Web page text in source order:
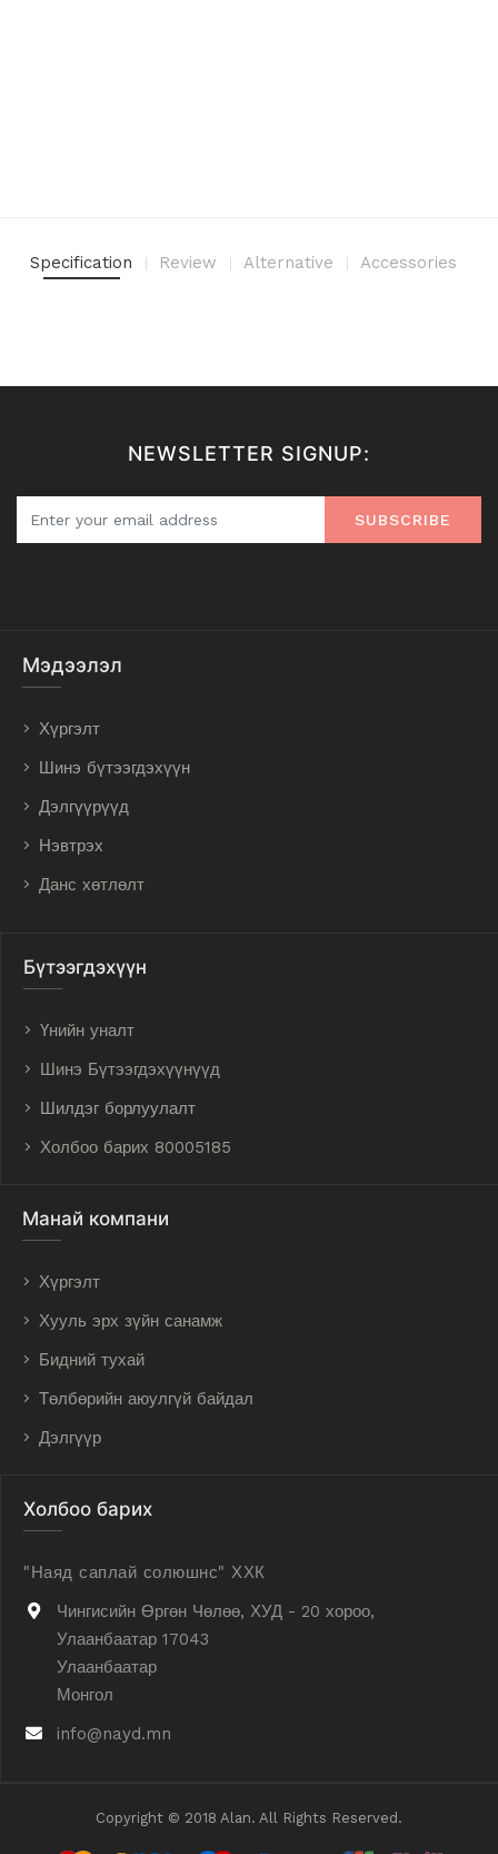
Specification Review Alternative Accessories
NEWSLETTER SIGNUP:
SUBSCRIBE
Мэдээлэл
Хүргэлт
Шинэ бүтээгдэхүүн
Дэлгүүрүүд
Нэвтрэх
Данс хөтлөлт
Бүтээгдэхүүн
Үнийн уналт
Шинэ Бүтээгдэхүүнүүд
Шилдэг борлуулалт
Холбоо барих 80005185
Манай компани
Хүргэлт
Хууль эрх зүйн санамж
Бидний тухай
Төлбөрийн аюулгүй байдал
Дэлгүүр
Холбоо барих
"Наяд саплай солюшнс" ХХК
Чингисийн Өргөн Чөлөө, ХУД - 20 хороо,
Улаанбаатар 17043
Улаанбаатар
Монгол
info@nayd.mn
Copyright © 2018 Alan. All Rights Reserved.